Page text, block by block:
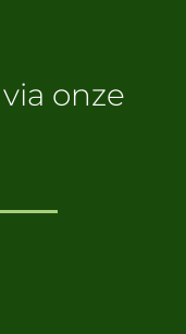
onze